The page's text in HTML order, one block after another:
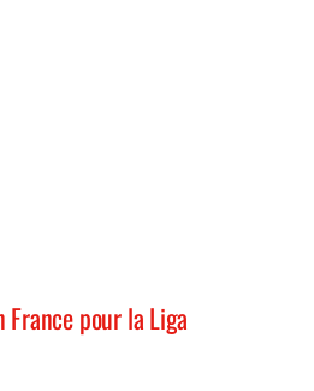
France pour la Liga